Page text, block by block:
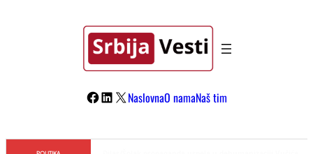
Facebook
LinkedIn
X NaslovnaO namaNaš tim